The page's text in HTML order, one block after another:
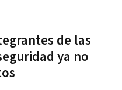
de las
ya no